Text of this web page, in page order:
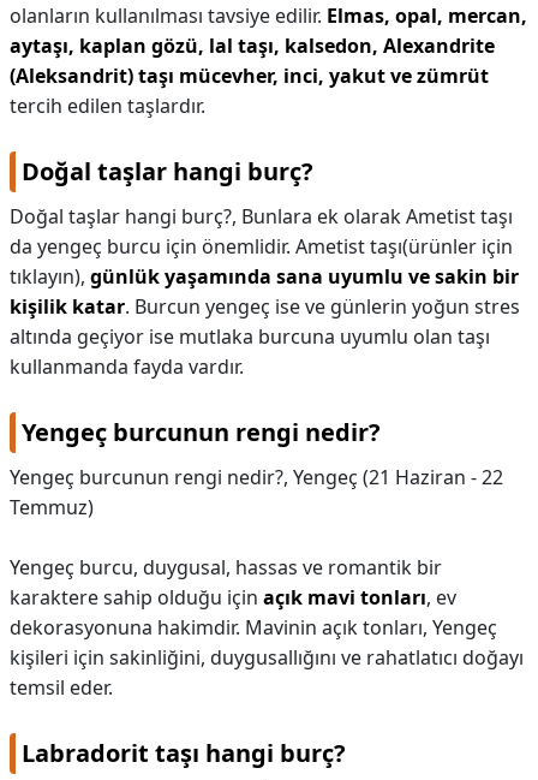
olanların kullanılması tavsiye edilir. Elmas, opal, mercan,
aytaşı, kaplan gözü, lal taşı, kalsedon, Alexandrite
(Aleksandrit) taşı mücevher, inci, yakut ve zümrüt
tercih edilen taşlardır.
Doğal taşlar hangi burç?
Doğal taşlar hangi burç?, Bunlara ek olarak Ametist taşı
da yengeç burcu için önemlidir. Ametist taşı(ürünler için
tıklayın), günlük yaşamında sana uyumlu ve sakin bir
kişilik katar. Burcun yengeç ise ve günlerin yoğun stres
altında geçiyor ise mutlaka burcuna uyumlu olan taşı
kullanmanda fayda vardır.
Yengeç burcunun rengi nedir?
Yengeç burcunun rengi nedir?, Yengeç (21 Haziran - 22
Temmuz)
Yengeç burcu, duygusal, hassas ve romantik bir
karaktere sahip olduğu için açık mavi tonları, ev
dekorasyonuna hakimdir. Mavinin açık tonları, Yengeç
kişileri için sakinliğini, duygusallığını ve rahatlatıcı doğayı
temsil eder.
Labradorit taşı hangi burç?